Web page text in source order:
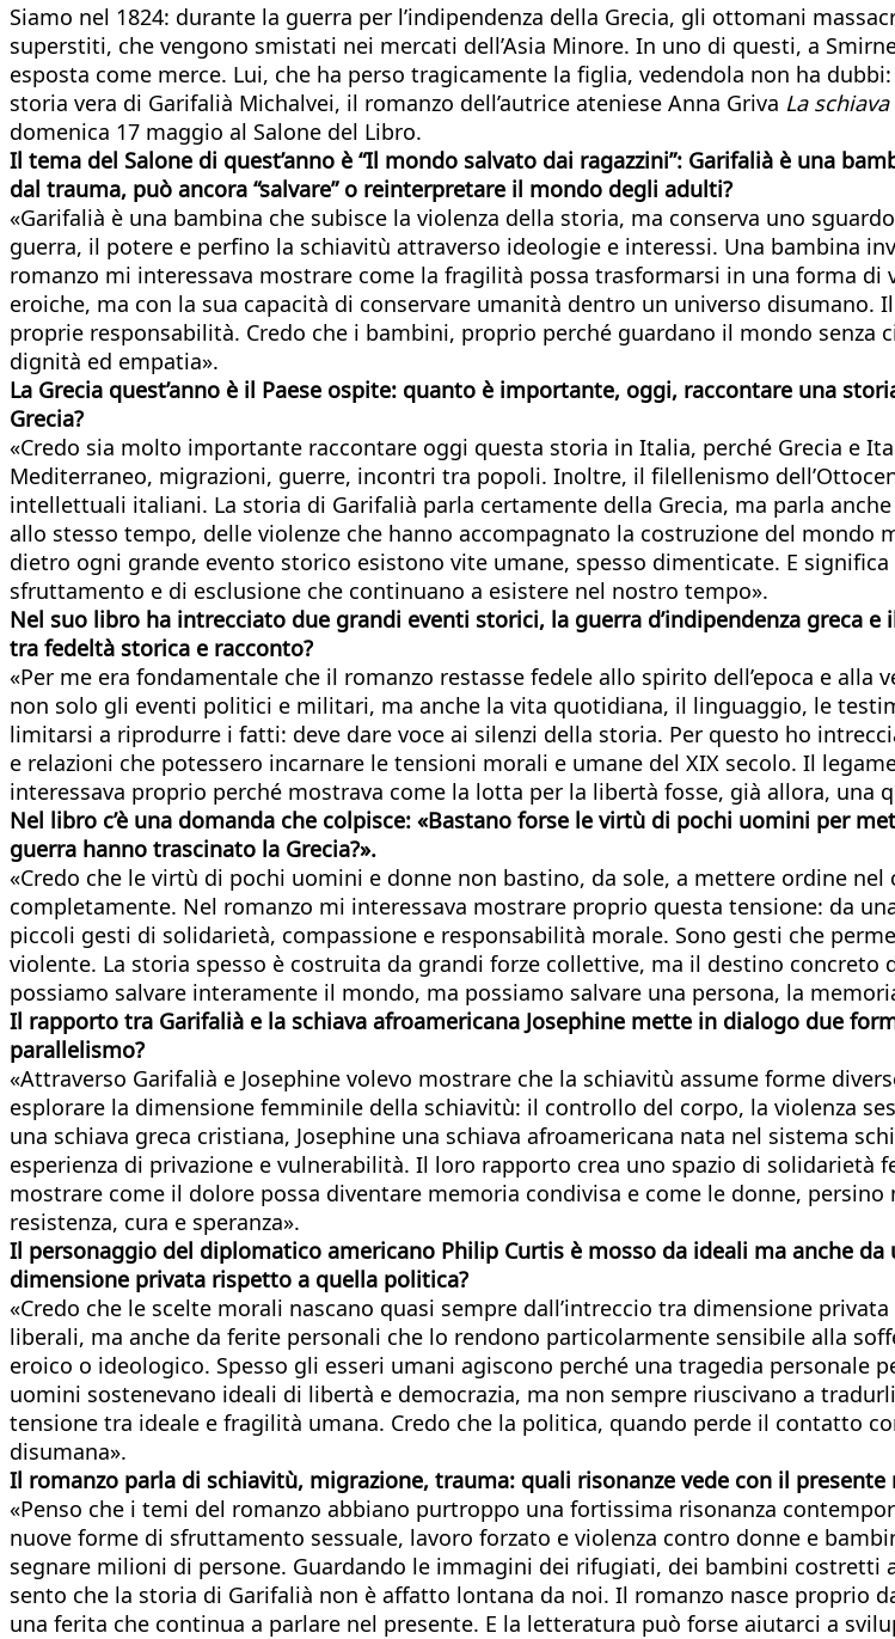
Siamo nel 1824: durante la guerra per l’indipendenza della Grecia, gli ottomani
superstiti, che vengono smistati nei mercati dell’Asia Minore. In uno di questi, a
esposta come merce. Lui, che ha perso tragicamente la figlia, vedendola non ha
storia vera di Garifalià Michalvei, il romanzo dell’autrice ateniese Anna Griva La
domenica 17 maggio al Salone del Libro.
Il tema del Salone di quest’anno è “Il mondo salvato dai ragazzini”: Garifalià è una
dal trauma, può ancora “salvare” o reinterpretare il mondo degli adulti?
«Garifalià è una bambina che subisce la violenza della storia, ma conserva uno
guerra, il potere e perfino la schiavitù attraverso ideologie e interessi. Una bambina
romanzo mi interessava mostrare come la fragilità possa trasformarsi in una forma di
eroiche, ma con la sua capacità di conservare umanità dentro un universo
proprie responsabilità. Credo che i bambini, proprio perché guardano il mondo
dignità ed empatia».
La Grecia quest’anno è il Paese ospite: quanto è importante, oggi, raccontare una
Grecia?
«Credo sia molto importante raccontare oggi questa storia in Italia, perché Grecia e
Mediterraneo, migrazioni, guerre, incontri tra popoli. Inoltre, il filellenismo
intellettuali italiani. La storia di Garifalià parla certamente della Grecia, ma parla
allo stesso tempo, delle violenze che hanno accompagnato la costruzione del mondo
dietro ogni grande evento storico esistono vite umane, spesso dimenticate. E
sfruttamento e di esclusione che continuano a esistere nel nostro tempo».
Nel suo libro ha intrecciato due grandi eventi storici, la guerra d’indipendenza greca
tra fedeltà storica e racconto?
«Per me era fondamentale che il romanzo restasse fedele allo spirito dell’epoca e
non solo gli eventi politici e militari, ma anche la vita quotidiana, il linguaggio, le
limitarsi a riprodurre i fatti: deve dare voce ai silenzi della storia. Per questo ho
e relazioni che potessero incarnare le tensioni morali e umane del XIX secolo. Il
interessava proprio perché mostrava come la lotta per la libertà fosse, già allora, una
Nel libro c’è una domanda che colpisce: «Bastano forse le virtù di pochi uomini per
guerra hanno trascinato la Grecia?».
«Credo che le virtù di pochi uomini e donne non bastino, da sole, a mettere ordine
completamente. Nel romanzo mi interessava mostrare proprio questa tensione: da
piccoli gesti di solidarietà, compassione e responsabilità morale. Sono gesti che
violente. La storia spesso è costruita da grandi forze collettive, ma il destino concreto
possiamo salvare interamente il mondo, ma possiamo salvare una persona, la
Il rapporto tra Garifalià e la schiava afroamericana Josephine mette in dialogo due
parallelismo?
«Attraverso Garifalià e Josephine volevo mostrare che la schiavitù assume forme
esplorare la dimensione femminile della schiavitù: il controllo del corpo, la violenza
una schiava greca cristiana, Josephine una schiava afroamericana nata nel sistema
esperienza di privazione e vulnerabilità. Il loro rapporto crea uno spazio di solidarietà
mostrare come il dolore possa diventare memoria condivisa e come le donne,
resistenza, cura e speranza».
Il personaggio del diplomatico americano Philip Curtis è mosso da ideali ma anche
dimensione privata rispetto a quella politica?
«Credo che le scelte morali nascano quasi sempre dall’intreccio tra dimensione
liberali, ma anche da ferite personali che lo rendono particolarmente sensibile alla
eroico o ideologico. Spesso gli esseri umani agiscono perché una tragedia
uomini sostenevano ideali di libertà e democrazia, ma non sempre riuscivano a
tensione tra ideale e fragilità umana. Credo che la politica, quando perde il contatto
disumana».
Il romanzo parla di schiavitù, migrazione, trauma: quali risonanze vede con il
«Penso che i temi del romanzo abbiano purtroppo una fortissima risonanza
nuove forme di sfruttamento sessuale, lavoro forzato e violenza contro donne e
segnare milioni di persone. Guardando le immagini dei rifugiati, dei bambini
sento che la storia di Garifalià non è affatto lontana da noi. Il romanzo nasce proprio
una ferita che continua a parlare nel presente. E la letteratura può forse aiutarci a